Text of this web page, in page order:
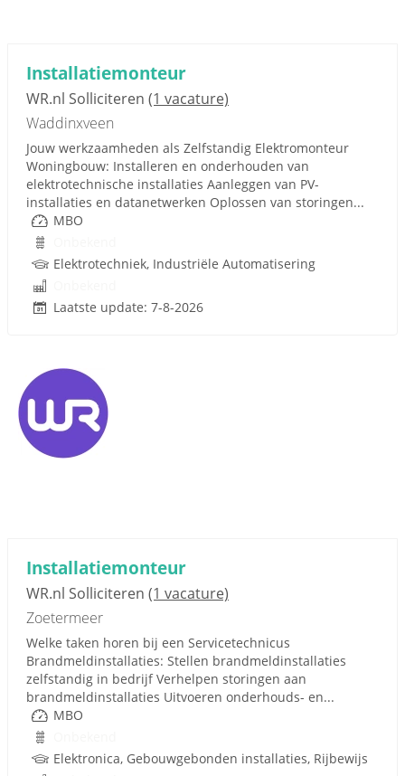
Installatiemonteur
WR.nl Solliciteren (1 vacature)
Waddinxveen
Jouw werkzaamheden als Zelfstandig Elektromonteur
Woningbouw: Installeren en onderhouden van
elektrotechnische installaties Aanleggen van PV-
installaties en datanetwerken Oplossen van storingen...
MBO
Elektrotechniek, Industriële Automatisering
Laatste update: 7-8-2026
Installatiemonteur
WR.nl Solliciteren (1 vacature)
Zoetermeer
Welke taken horen bij een Servicetechnicus
Brandmeldinstallaties: Stellen brandmeldinstallaties
zelfstandig in bedrijf Verhelpen storingen aan
brandmeldinstallaties Uitvoeren onderhouds- en...
MBO
Elektronica, Gebouwgebonden installaties, Rijbewijs